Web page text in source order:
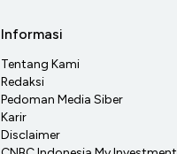
Informasi
Tentang Kami
Redaksi
Pedoman Media Siber
Karir
Disclaimer